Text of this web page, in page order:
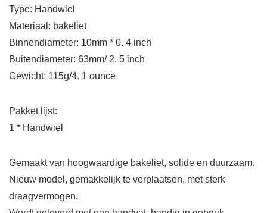
Type: Handwiel
Materiaal: bakeliet
Binnendiameter: 10mm * 0. 4 inch
Buitendiameter: 63mm/ 2. 5 inch
Gewicht: 115g/4. 1 ounce
Pakket lijst:
1 * Handwiel
Gemaakt van hoogwaardige bakeliet, solide en duurzaam.
Nieuw model, gemakkelijk te verplaatsen, met sterk
draagvermogen.